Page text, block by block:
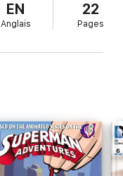
EN
Anglais
22
Pages